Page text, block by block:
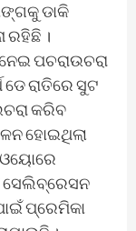
ଡାକି
ରହିଛି ।
ପଚରାଉଚରା
ରାତିରେ ସୁଟ
କରିବ
ହୋଇଥିଲା
ଓୟୋରେ
ସେଲିବ୍ରେସନ
ପ୍ରେମିକା